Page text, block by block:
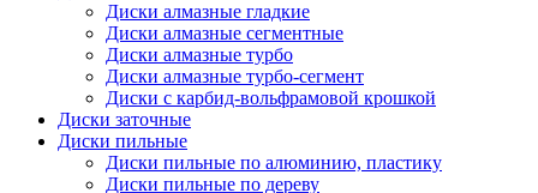
Диски алмазные гладкие
Диски алмазные сегментные
Диски алмазные турбо
Диски алмазные турбо-сегмент
Диски с карбид-вольфрамовой крошкой
Диски заточные
Диски пильные
Диски пильные по алюминию, пластику
Диски пильные по дереву